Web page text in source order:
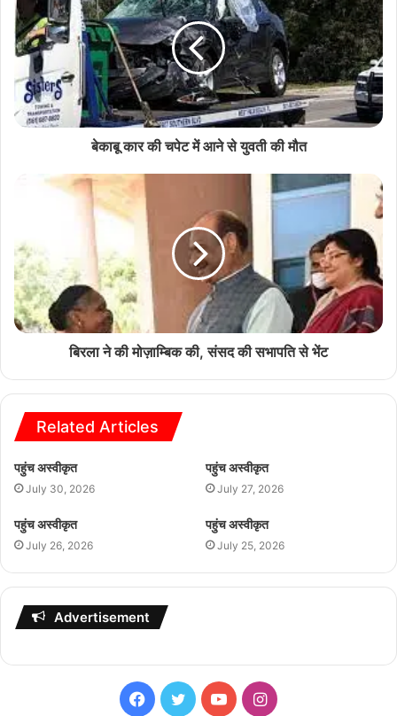
बेकाबू कार की चपेट में आने से युवती की मौत
बिरला ने की मोज़ाम्बिक की, संसद की सभापति से भेंट
Related Articles
पहुंच अस्वीकृत
July 30, 2026
पहुंच अस्वीकृत
July 27, 2026
पहुंच अस्वीकृत
July 26, 2026
पहुंच अस्वीकृत
July 25, 2026
Advertisement
Facebook
TwitterYouTubeInstagram